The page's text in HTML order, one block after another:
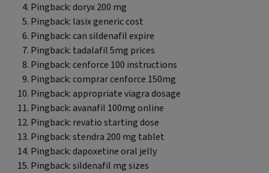
Pingback:doryx 200 mg
Pingback: lasix generic cost
Pingback:can sildenafil expire
Pingback: tadalafil 5mg prices
Pingback:cenforce 100 instructions
Pingback:comprar cenforce 150mg
Pingback:appropriate viagra dosage
Pingback:avanafil 100mg online
Pingback: revatio starting dose
Pingback:stendra 200 mg tablet
Pingback:dapoxetine oral jelly
Pingback:sildenafil mg sizes